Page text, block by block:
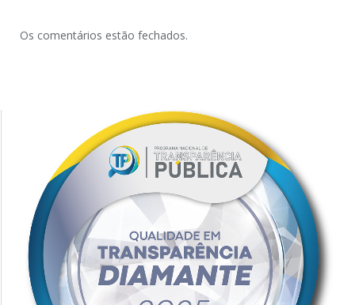
Os comentários estão fechados.